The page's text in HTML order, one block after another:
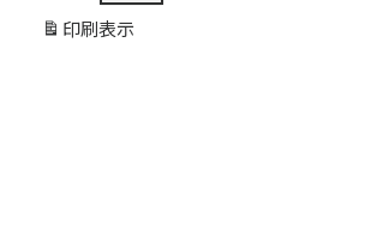
印刷 表示